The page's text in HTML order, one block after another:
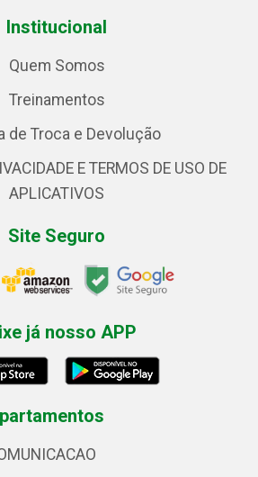
Institucional
Quem Somos
Treinamentos
de Troca e Devolução
E TERMOS DE USO DE
APLICATIVOS
Site Seguro
já nosso APP